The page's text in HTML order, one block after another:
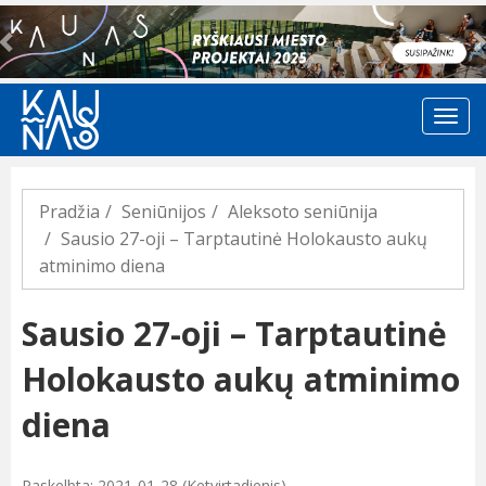
Previous
Pradžia Seniūnijos
Aleksoto seniūnija
Sausio 27-oji – Tarptautinė Holokausto aukų
atminimo diena
Sausio 27-oji – Tarptautinė
Holokausto aukų atminimo
diena